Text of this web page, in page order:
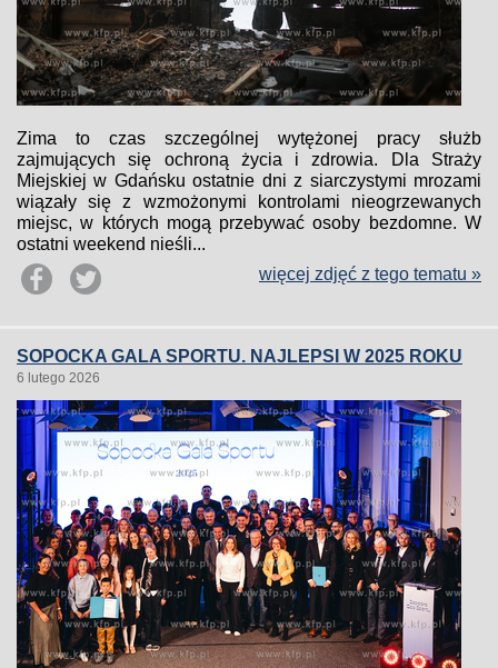
Zima to czas szczególnej wytężonej pracy służb
zajmujących się ochroną życia i zdrowia. Dla Straży
Miejskiej w Gdańsku ostatnie dni z siarczystymi mrozami
wiązały się z wzmożonymi kontrolami nieogrzewanych
miejsc, w których mogą przebywać osoby bezdomne. W
ostatni weekend nieśli...
więcej zdjęć z tego tematu »
SOPOCKA GALA SPORTU. NAJLEPSI W 2025 ROKU
6 lutego 2026